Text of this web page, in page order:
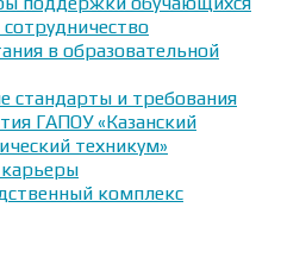
в образовательной
стандарты и требования
ГАПОУ «Казанский
техникум»
комплекс